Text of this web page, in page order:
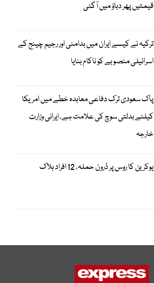
قیمتیں پھر دباؤ میں آگئی
ترکیہ نے کیسے ایران میں بدامنی اور رجیم چینج کے
اسرائیلی منصوبے کو ناکام بنایا
پاک سعودی ترک دفاعی معاہدہ خطے میں امریکا
کیلئے بدلتی سوچ کی علامت ہے، ایرانی وزارت
خارجہ
یوکرین کا روس پر ڈرون حملہ، 12 افراد ہلاک